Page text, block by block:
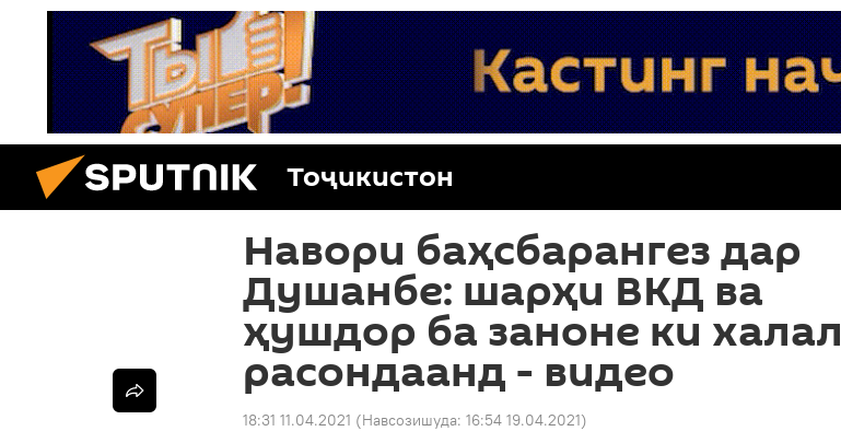
Тоҷикистон
Навори баҳсбарангез дар
Душанбе: шарҳи ВКД ва
ҳушдор ба заноне ки халал
расондаанд - видео
18:31 11.04.2021 (Навсозишуда: 16:54 19.04.2021)